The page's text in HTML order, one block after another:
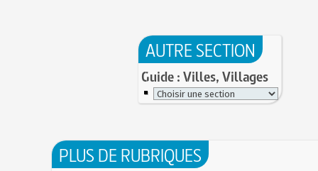
AUTRE SECTION
Guide : Villes, Villages
PLUS DE RUBRIQUES